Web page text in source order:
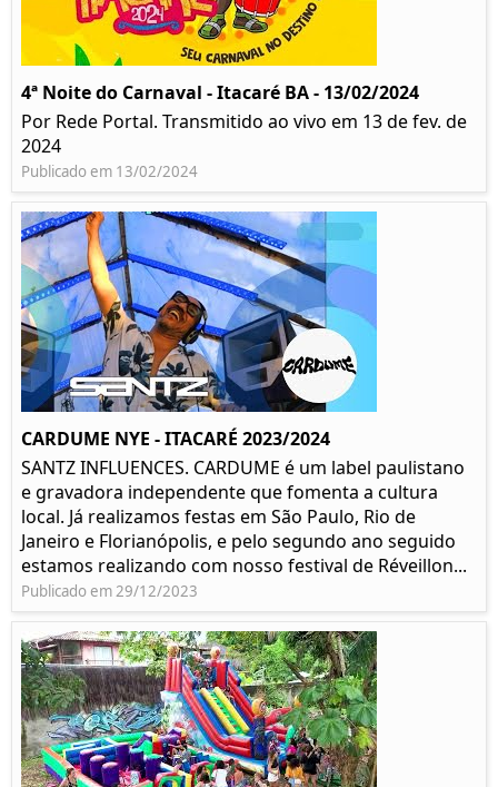
4ª Noite do Carnaval - Itacaré BA - 13/02/2024
Por Rede Portal. Transmitido ao vivo em 13 de fev. de
2024
Publicado em 13/02/2024
CARDUME NYE - ITACARÉ 2023/2024
SANTZ INFLUENCES. CARDUME é um label paulistano
e gravadora independente que fomenta a cultura
local. Já realizamos festas em São Paulo, Rio de
Janeiro e Florianópolis, e pelo segundo ano seguido
estamos realizando com nosso festival de Réveillon...
Publicado em 29/12/2023